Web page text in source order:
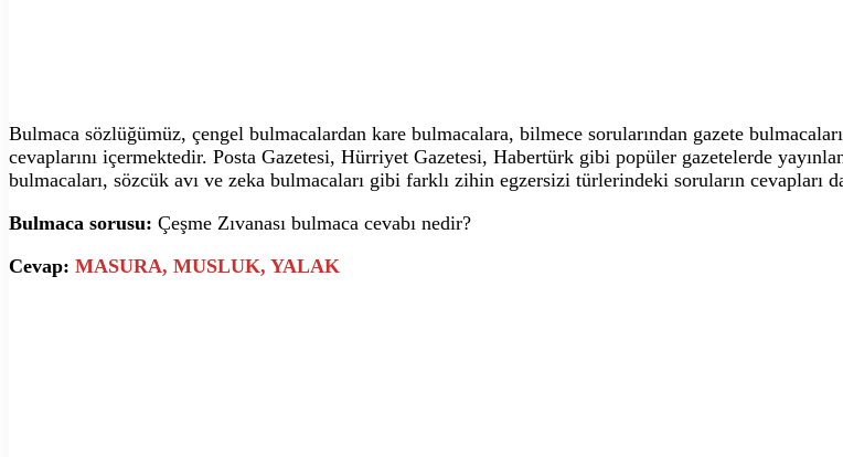
Bulmaca sözlüğümüz, çengel bulmacalardan kare bulmacalara, bilmece sorularından gazete
cevaplarını içermektedir. Posta Gazetesi, Hürriyet Gazetesi, Habertürk gibi popüler gazetelerde
bulmacaları, sözcük avı ve zeka bulmacaları gibi farklı zihin egzersizi türlerindeki soruların cevapları
Bulmaca sorusu: Çeşme Zıvanası bulmaca cevabı nedir?
Cevap: MASURA, MUSLUK, YALAK